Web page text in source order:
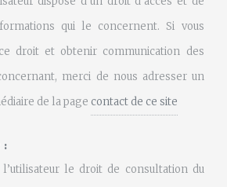
qui le concernent. Si vous
droit et obtenir communication des
merci de nous adresser un
de la page contact de ce site
:
l’utilisateur le droit de consultation du